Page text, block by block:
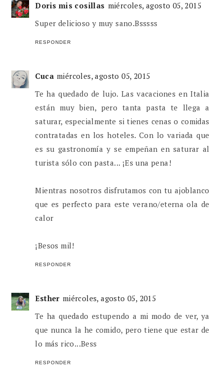
Doris mis cosillas miércoles, agosto 05, 2015
Super delicioso y muy sano.Bsssss
RESPONDER
Cuca miércoles, agosto 05, 2015
Te ha quedado de lujo. Las vacaciones en Italia
están muy bien, pero tanta pasta te llega a
saturar, especialmente si tienes cenas o comidas
contratadas en los hoteles. Con lo variada que
es su gastronomía y se empeñan en saturar al
turista sólo con pasta... ¡Es una pena!
Mientras nosotros disfrutamos con tu ajoblanco
que es perfecto para este verano/eterna ola de
calor
¡Besos mil!
RESPONDER
Esther miércoles, agosto 05, 2015
Te ha quedado estupendo a mi modo de ver, ya
que nunca la he comido, pero tiene que estar de
lo más rico...Bess
RESPONDER